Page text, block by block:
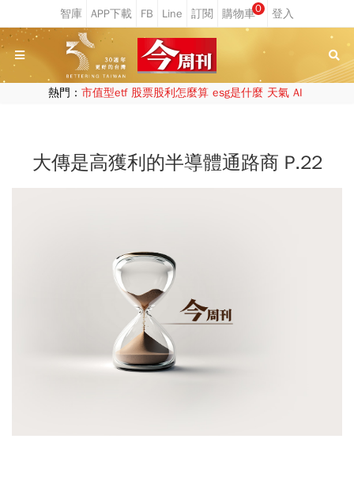
0
熱門： 市值型etf 股票股利怎麼算 esg是什麼 天氣 AI
大傳是高獲利的半導體通路商 P.22